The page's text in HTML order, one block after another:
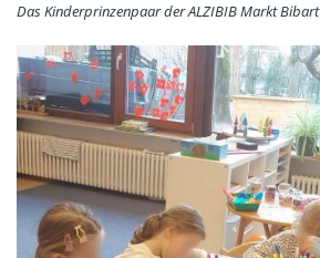
Das Kinderprinzenpaar der ALZIBIB Markt Bibart